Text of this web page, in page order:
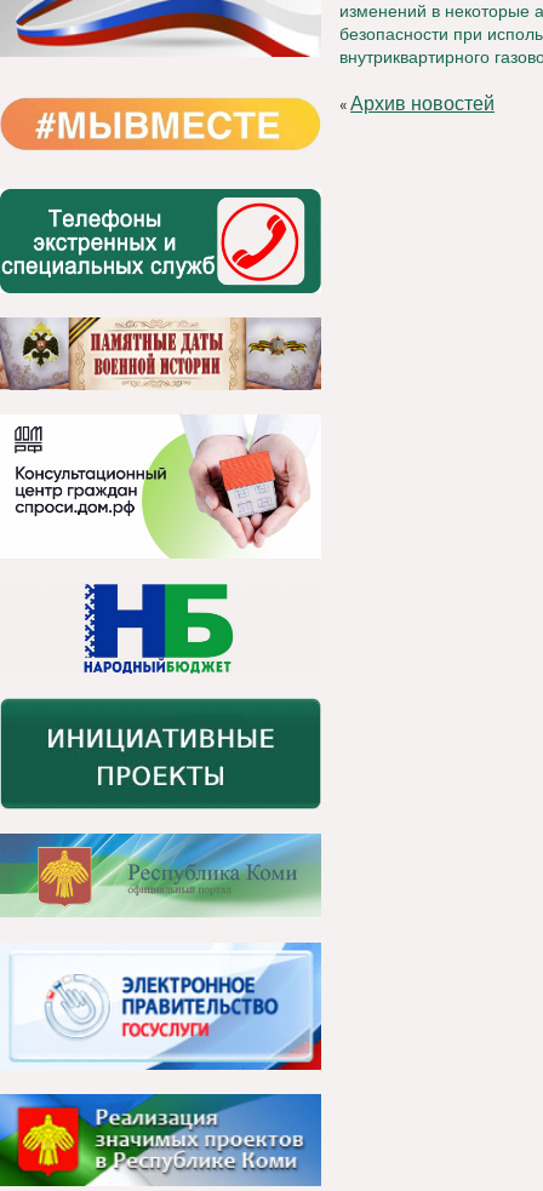
изменений в некоторые
безопасности при
внутриквартирного
«Архив новостей